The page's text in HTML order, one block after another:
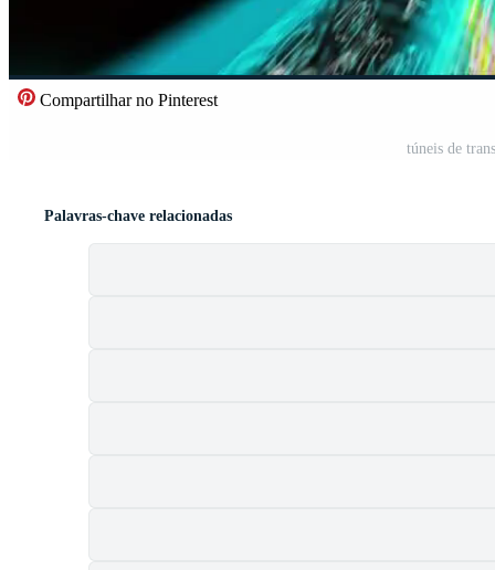
Compartilhar no Pinterest
túneis de
Palavras-chave relacionadas